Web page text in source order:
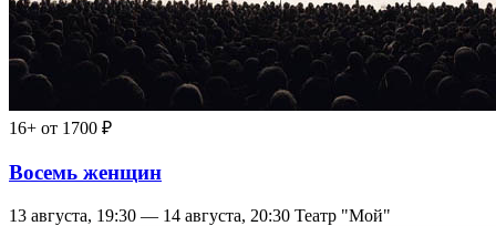
16+ от 1700 ₽
Восемь женщин
13 августа, 19:30 — 14 августа, 20:30 Театр "Мой"